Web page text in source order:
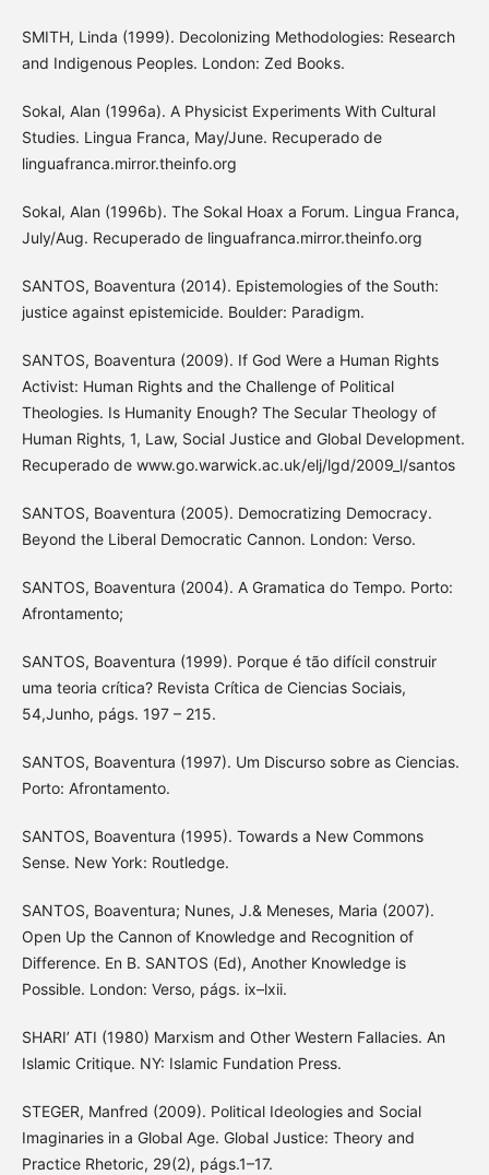
SMITH, Linda (1999). Decolonizing Methodologies: Research
and Indigenous Peoples. London: Zed Books.
Sokal, Alan (1996a). A Physicist Experiments With Cultural
Studies. Lingua Franca, May/June. Recuperado de
linguafranca.mirror.theinfo.org
Sokal, Alan (1996b). The Sokal Hoax a Forum. Lingua Franca,
July/Aug. Recuperado de linguafranca.mirror.theinfo.org
SANTOS, Boaventura (2014). Epistemologies of the South:
justice against epistemicide. Boulder: Paradigm.
SANTOS, Boaventura (2009). If God Were a Human Rights
Activist: Human Rights and the Challenge of Political
Theologies. Is Humanity Enough? The Secular Theology of
Human Rights, 1, Law, Social Justice and Global Development.
Recuperado de www.go.warwick.ac.uk/elj/lgd/2009_l/santos
SANTOS, Boaventura (2005). Democratizing Democracy.
Beyond the Liberal Democratic Cannon. London: Verso.
SANTOS, Boaventura (2004). A Gramatica do Tempo. Porto:
Afrontamento;
SANTOS, Boaventura (1999). Porque é tão difícil construir
uma teoria crítica? Revista Crítica de Ciencias Sociais,
54,Junho, págs. 197 – 215.
SANTOS, Boaventura (1997). Um Discurso sobre as Ciencias.
Porto: Afrontamento.
SANTOS, Boaventura (1995). Towards a New Commons
Sense. New York: Routledge.
SANTOS, Boaventura; Nunes, J.& Meneses, Maria (2007).
Open Up the Cannon of Knowledge and Recognition of
Difference. En B. SANTOS (Ed), Another Knowledge is
Possible. London: Verso, págs. ix–lxii.
SHARI’ ATI (1980) Marxism and Other Western Fallacies. An
Islamic Critique. NY: Islamic Fundation Press.
STEGER, Manfred (2009). Political Ideologies and Social
Imaginaries in a Global Age. Global Justice: Theory and
Practice Rhetoric, 29(2), págs.1–17.